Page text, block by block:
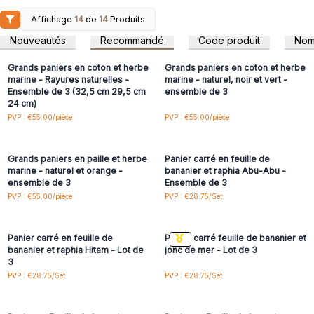
meilleur de deux mondes : naturel et artificiel ; terreux et
chic et pratique.
Vous pouvez également aimer les ensembles de vases et
bacs en jonc de mer ou vous pouvez les associer avec des
tapis en jonc de mer. L'achat de l'un de ces paniers soutient
ses créateurs et contribue à préserver une ancienne
tradition artisanale à Java. - Éthique - Vendu par lot de deux
ou trois -
- Écologique
naturelle.
Affichage 14 de 14 Produits
Nouveautés Recommandé Code produit
Connectez-vous ou
inscrivez-vous pour
accéder aux prix de gros
Grands paniers en coton et herbe
marine - Rayures naturelles -
Ensemble de 3 (32,5 cm 29,5 cm
24 cm)
PVP : €55.00/pièce
inscrivez-vous pour
accéder aux prix de gros
Grands paniers en coton et herbe
marine - naturel, noir et vert -
ensemble de 3
PVP : €55.00/pièce
Connectez-vous ou
Grands paniers en paille et herbe
marine - naturel et orange -
ensemble de 3
PVP : €55.00/pièce
Connectez-vous ou
Panier carré en feuille de
bananier et raphia Abu-Abu -
Ensemble de 3
PVP : €28.75/Set
Connectez-vous ou
Panier carré en feuille de
bananier et raphia Hitam - Lot de
3
PVP : €28.75/Set
Connectez-vous ou
Panier carré feuille de bananier et
jonc de mer - Lot de 3
PVP : €28.75/Set
Connectez-vous ou
Connectez-vous ou